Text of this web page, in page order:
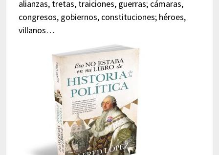
alianzas, tretas, traiciones, guerras; cámaras,
congresos, gobiernos, constituciones; héroes,
villanos…